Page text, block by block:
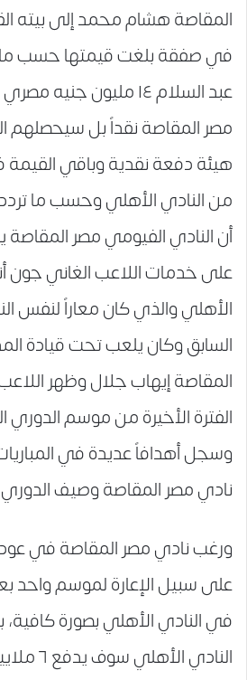
المقاصة هشام محمد إلى بيته
في صفقة بلغت قيمتها حسب ما
عبد السلام ١٤ مليون
مصر المقاصة نقداً بل سيحصلهم
هيئة دفعة نقدية وباقي
من النادي الأهلي وحسب ما تردد
أن النادي الفيومي مصر
على خدمات اللاعب الغاني جون
الأهلي والذي كان معاراً لنفس
السابق وكان يلعب تحت قيادة
المقاصة إيهاب جلال وظهر
الفترة الأخيرة من موسم الدوري
وسجل أهدافاً عديدة في
نادي مصر المقاصة وصيف الدوري
ورغب نادي مصر المقاصة في
على سبيل الإعارة لموسم واحد
في النادي الأهلي بصورة كافية،
النادي